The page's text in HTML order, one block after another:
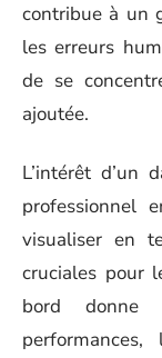
contribue à un
les erreurs
de se
ajoutée.
L’intérêt d’un
professionnel
visualiser en
cruciales pour
bord donne